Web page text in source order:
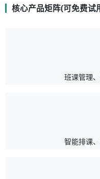
核心产品矩阵(可免费试
班课管理
智能排课